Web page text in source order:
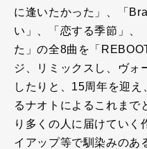
に逢いたかった」、「
い」、「恋する季節」、
た」の全8曲を「
ジ、リミックスし、ヴォ
したりと、15周年を迎
るナオトによるこれまで
り多くの人に届けていく
イアップ等で馴染みのあ